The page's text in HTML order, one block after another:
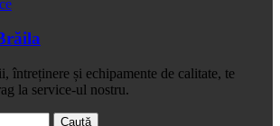
întreținere și echipamente de calitate, te
la service-ul nostru.
Caută